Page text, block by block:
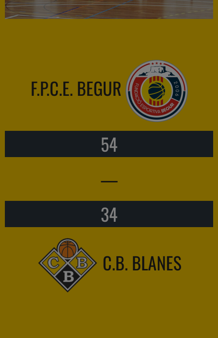
F.P.C.E. BEGUR
54
—
34
C.B. BLANES